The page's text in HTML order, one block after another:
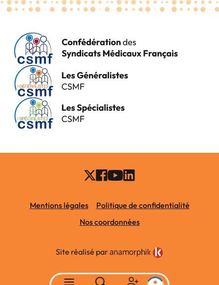
Mentions légales
Politique de confidentialité
Nos coordonnées
Site réalisé par